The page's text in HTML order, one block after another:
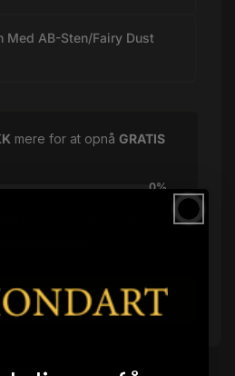
Med AB-Sten/Fairy Dust
mere for at opnå GRATIS
0%
indkøbskurv